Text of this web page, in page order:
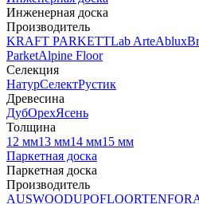
Инженерная доска
Производитель
KRAFT PARKETTLab ArteAblux
ParketAlpine Floor
Селекция
НатурСелектРустик
Древесина
ДубОрехЯсень
Толщина
12 мм13 мм14 мм15 мм
Паркетная доска
Паркетная доска
Производитель
AUSWOODUPOFLOORTENFOR